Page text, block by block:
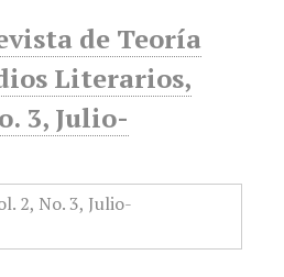
de Teoría
Literarios,
3, Julio-